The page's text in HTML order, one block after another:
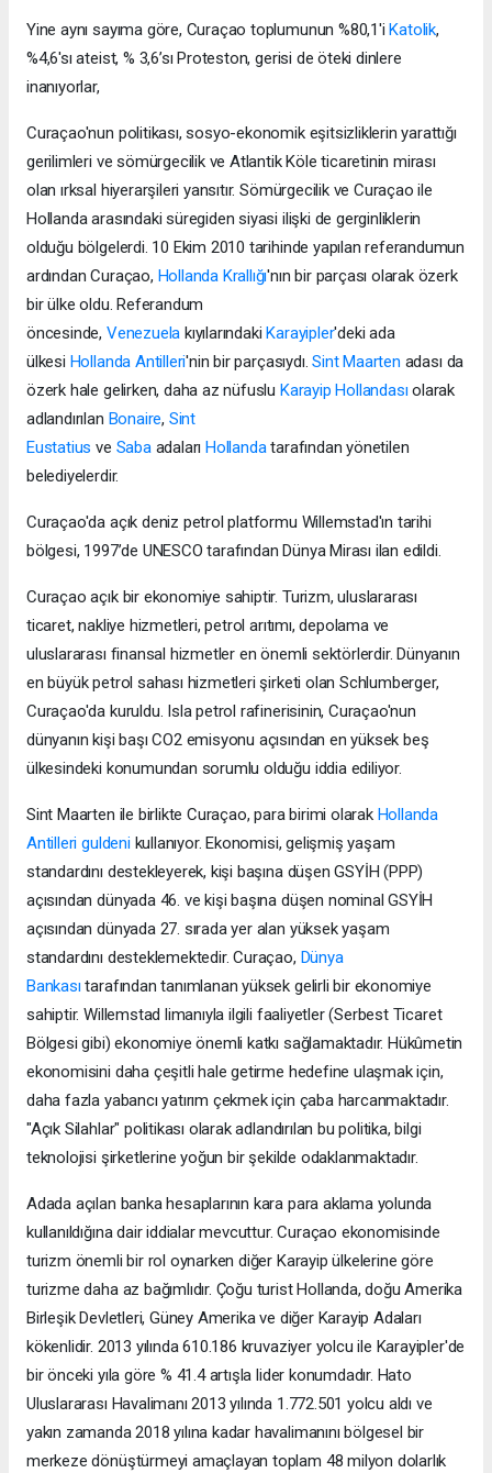
Yine aynı sayıma göre, Curaçao toplumunun %80,1'iKatolik,
%4,6'sı ateist, % 3,6’sı Proteston, gerisi de öteki dinlere
inanıyorlar,
Curaçao'nun politikası, sosyo-ekonomik eşitsizliklerin yarattığı
gerilimleri ve sömürgecilik ve Atlantik Köle ticaretinin mirası
olan ırksal hiyerarşileri yansıtır. Sömürgecilik ve Curaçao ile
Hollanda arasındaki süregiden siyasi ilişki de gerginliklerin
olduğu bölgelerdi. 10 Ekim 2010 tarihinde yapılan referandumun
ardından Curaçao, Hollanda Krallığı'nın bir parçası olarak özerk
bir ülke oldu. Referandum
öncesinde, Venezuela kıyılarındakiKarayipler'deki ada
ülkesi Hollanda Antilleri'nin bir parçasıydı.Sint Maarten adası da
özerk hale gelirken, daha az nüfuslu Karayip Hollandasıolarak
adlandırılan Bonaire, Sint
Eustatius ve SabaadalarıHollandatarafından yönetilen
belediyelerdir.
Curaçao'da açık deniz petrol platformu Willemstad'ın tarihi
bölgesi, 1997’de UNESCO tarafından Dünya Mirası ilan edildi.
Curaçao açık bir ekonomiye sahiptir. Turizm, uluslararası
ticaret, nakliye hizmetleri, petrol arıtımı, depolama ve
uluslararası finansal hizmetler en önemli sektörlerdir. Dünyanın
en büyük petrol sahası hizmetleri şirketi olan Schlumberger,
Curaçao'da kuruldu. Isla petrol rafinerisinin, Curaçao'nun
dünyanın kişi başı CO2 emisyonu açısından en yüksek beş
ülkesindeki konumundan sorumlu olduğu iddia ediliyor.
Sint Maarten ile birlikte Curaçao, para birimi olarak Hollanda
Antilleri guldenikullanıyor. Ekonomisi, gelişmiş yaşam
standardını destekleyerek, kişi başına düşen GSYİH (PPP)
açısından dünyada 46. ve kişi başına düşen nominal GSYİH
açısından dünyada 27. sırada yer alan yüksek yaşam
standardını desteklemektedir. Curaçao, Dünya
Bankasıtarafından tanımlanan yüksek gelirli bir ekonomiye
sahiptir. Willemstad limanıyla ilgili faaliyetler (Serbest Ticaret
Bölgesi gibi) ekonomiye önemli katkı sağlamaktadır. Hükûmetin
ekonomisini daha çeşitli hale getirme hedefine ulaşmak için,
daha fazla yabancı yatırım çekmek için çaba harcanmaktadır.
"Açık Silahlar" politikası olarak adlandırılan bu politika, bilgi
teknolojisi şirketlerine yoğun bir şekilde odaklanmaktadır.
Adada açılan banka hesaplarının kara para aklama yolunda
kullanıldığına dair iddialar mevcuttur. Curaçao ekonomisinde
turizm önemli bir rol oynarken diğer Karayip ülkelerine göre
turizme daha az bağımlıdır. Çoğu turist Hollanda, doğu Amerika
Birleşik Devletleri, Güney Amerika ve diğer Karayip Adaları
kökenlidir. 2013 yılında 610.186 kruvaziyer yolcu ile Karayipler'de
bir önceki yıla göre % 41.4 artışla lider konumdadır. Hato
Uluslararası Havalimanı 2013 yılında 1.772.501 yolcu aldı ve
yakın zamanda 2018 yılına kadar havalimanını bölgesel bir
merkeze dönüştürmeyi amaçlayan toplam 48 milyon dolarlık